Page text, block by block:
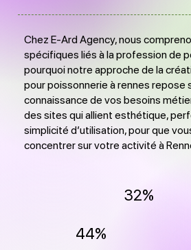
Chez E-Ard Agency, nous
spécifiques liés à la profession de
pourquoi notre approche de la
pour poissonnerie à rennes repose
connaissance de vos besoins
des sites qui allient esthétique,
simplicité d’utilisation, pour que
concentrer sur votre activité à
32%
44%